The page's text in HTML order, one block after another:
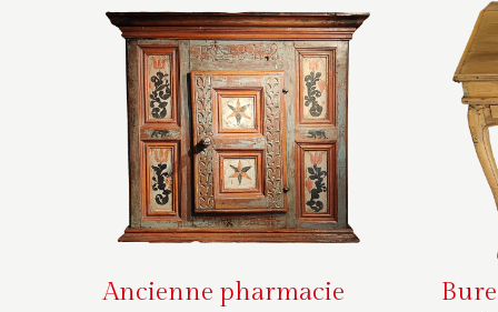
Ancienne pharmacie